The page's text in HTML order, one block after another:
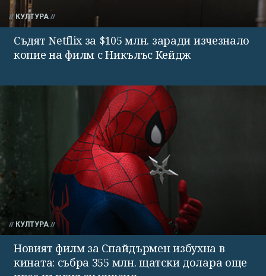
КУЛТУРА
Съдят Netflix за $105 млн. заради изчезнало
копие на филм с Никълъс Кейдж
КУЛТУРА
Новият филм за Спайдърмен избухна в
кината: събра 355 млн. щатски долара още